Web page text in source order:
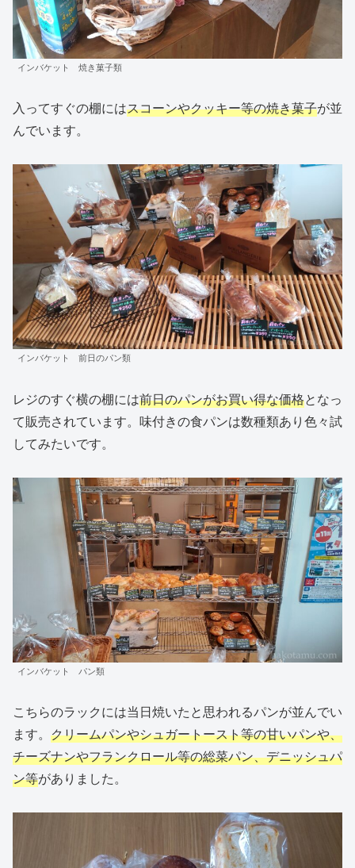
インバケット 焼き菓子類
入ってすぐの棚にはスコーンやクッキー等の焼き菓子が並
んでいます。
インバケット 前日のパン類
レジのすぐ横の棚には前日のパンがお買い得な価格となっ
て販売されています。味付きの食パンは数種類あり色々試
してみたいです。
インバケット パン類
こちらのラックには当日焼いたと思われるパンが並んでい
ます。 クリームパンやシュガートースト等の甘いパンや、
チーズナンやフランクロール等の総菜パン、デニッシュパ
ン等がありました。